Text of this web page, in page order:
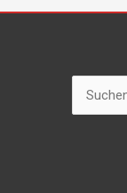
Suchen